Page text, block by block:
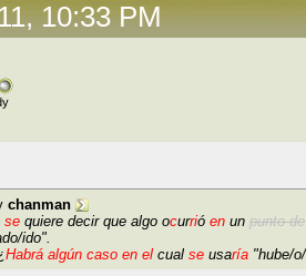
10:33 PM
chanman
se quiere decir que algo ocurrió en un punto de
ido".
Habrá algún caso en el cual se usaría "hube/o/